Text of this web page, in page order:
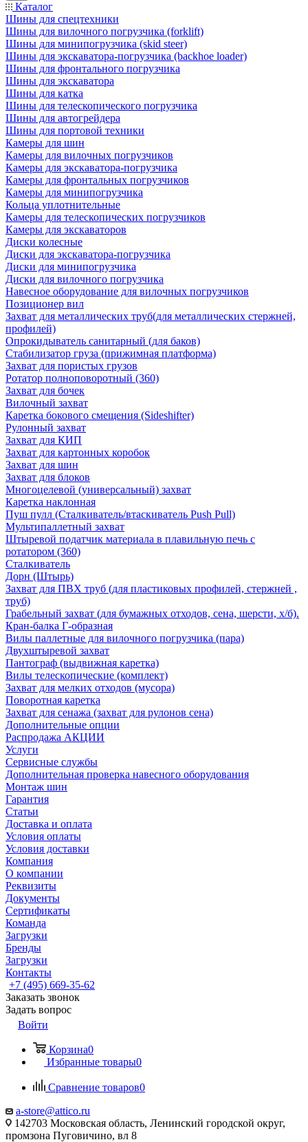
Каталог
Шины для спецтехники
Шины для вилочного погрузчика (forklift)
Шины для минипогрузчика (skid steer)
Шины для экскаватора-погрузчика (backhoe loader)
Шины для фронтального погрузчика
Шины для экскаватора
Шины для катка
Шины для телескопического погрузчика
Шины для автогрейдера
Шины для портовой техники
Камеры для шин
Камеры для вилочных погрузчиков
Камеры для экскаватора-погрузчика
Камеры для фронтальных погрузчиков
Камеры для минипогрузчика
Кольца уплотнительные
Камеры для телескопических погрузчиков
Камеры для экскаваторов
Диски колесные
Диски для экскаватора-погрузчика
Диски для минипогрузчика
Диски для вилочного погрузчика
Навесное оборудование для вилочных погрузчиков
Позиционер вил
Захват для металлических труб(для металлических стержней,
профилей)
Опрокидыватель санитарный (для баков)
Стабилизатор груза (прижимная платформа)
Захват для пористых грузов
Ротатор полноповоротный (360)
Захват для бочек
Вилочный захват
Каретка бокового смещения (Sideshifter)
Рулонный захват
Захват для КИП
Захват для картонных коробок
Захват для шин
Захват для блоков
Многоцелевой (универсальный) захват
Каретка наклонная
Пуш пулл (Сталкиватель/втаскиватель Push Pull)
Мультипаллетный захват
Штыревой податчик материала в плавильную печь с
ротатором (360)
Сталкиватель
Дорн (Штырь)
Захват для ПВХ труб (для пластиковых профилей, стержней ,
труб)
Грабельный захват (для бумажных отходов, сена, шерсти, х/б).
Кран-балка Г-образная
Вилы паллетные для вилочного погрузчика (пара)
Двухштыревой захват
Пантограф (выдвижная каретка)
Вилы телескопические (комплект)
Захват для мелких отходов (мусора)
Поворотная каретка
Захват для сенажа (захват для рулонов сена)
Дополнительные опции
Распродажа АКЦИИ
Услуги
Сервисные службы
Дополнительная проверка навесного оборудования
Монтаж шин
Гарантия
Статьи
Доставка и оплата
Условия оплаты
Условия доставки
Компания
О компании
Реквизиты
Документы
Сертификаты
Команда
Загрузки
Бренды
Загрузки
Контакты
+7 (495) 669-35-62
Заказать звонок
Задать вопрос
Войти
Корзина0
Избранные товары0
Сравнение товаров0
a-store@attico.ru
142703 Московская область, Ленинский городской округ,
промзона Пуговичино, вл 8